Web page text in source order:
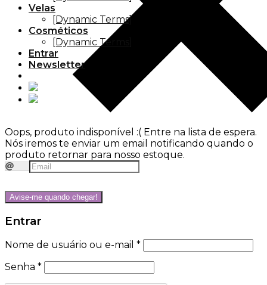
Velas
[Dynamic Terms]
Cosméticos
[Dynamic Terms]
Entrar
Newsletter
Oops, produto indisponível :( Entre na lista de espera.
Nós iremos te enviar um email notificando quando o
produto retornar para nosso estoque.
Avise-me quando chegar!
Entrar
Nome de usuário ou e-mail *
Senha *